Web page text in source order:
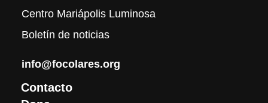
Centro Mariápolis Luminosa
Boletín de noticias
info@focolares.org
Contacto